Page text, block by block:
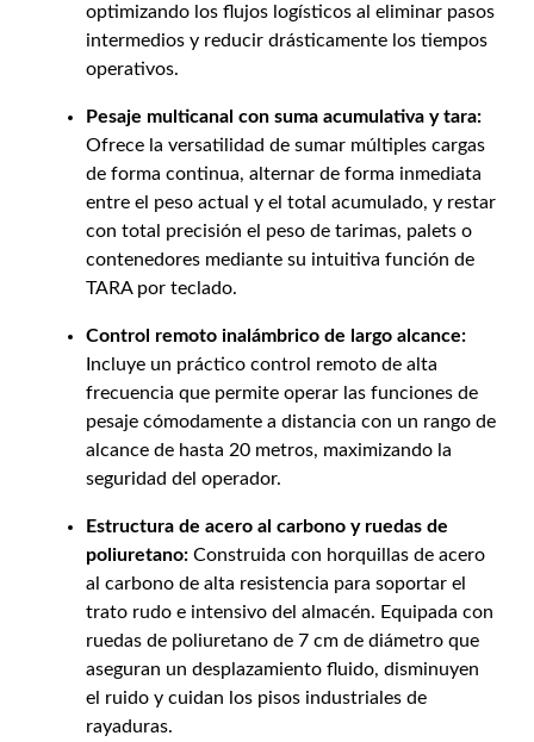
optimizando los flujos logísticos al eliminar pasos
intermedios y reducir drásticamente los tiempos
operativos.
Pesaje multicanal con suma acumulativa y tara:
Ofrece la versatilidad de sumar múltiples cargas
de forma continua, alternar de forma inmediata
entre el peso actual y el total acumulado, y restar
con total precisión el peso de tarimas, palets o
contenedores mediante su intuitiva función de
TARA por teclado.
Control remoto inalámbrico de largo alcance:
Incluye un práctico control remoto de alta
frecuencia que permite operar las funciones de
pesaje cómodamente a distancia con un rango de
alcance de hasta 20 metros, maximizando la
seguridad del operador.
Estructura de acero al carbono y ruedas de
poliuretano: Construida con horquillas de acero
al carbono de alta resistencia para soportar el
trato rudo e intensivo del almacén. Equipada con
ruedas de poliuretano de 7 cm de diámetro que
aseguran un desplazamiento fluido, disminuyen
el ruido y cuidan los pisos industriales de
rayaduras.